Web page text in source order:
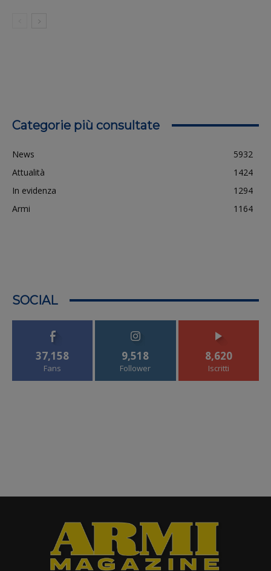
Categorie più consultate
News
5932
Attualità
1424
In evidenza
1294
Armi
1164
SOCIAL
37,158
Fans
9,518
Follower
8,620
Iscritti